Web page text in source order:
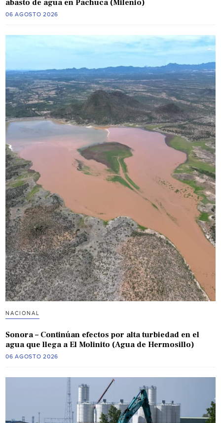
abasto de agua en Pachuca (Milenio)
06 AGOSTO 2026
NACIONAL
Sonora – Continúan efectos por alta turbiedad en el
agua que llega a El Molinito (Agua de Hermosillo)
06 AGOSTO 2026